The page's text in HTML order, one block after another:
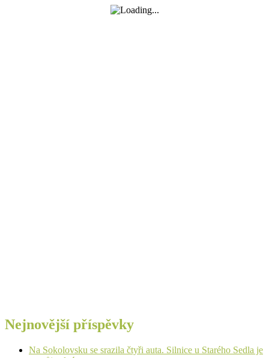
Nejnovější příspěvky
Na Sokolovsku se srazila čtyři auta. Silnice u Starého Sedla je